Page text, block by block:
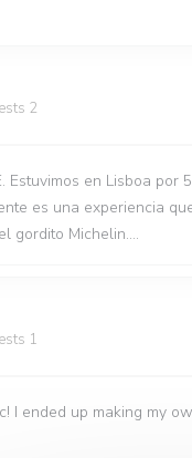
2
Estuvimos en Lisboa
es una experiencia
gordito Michelin....
1
I ended up making my